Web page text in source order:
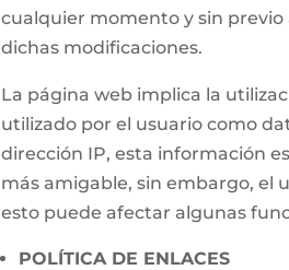
cualquier momento y sin previo
dichas modificaciones.
La página web implica la
utilizado por el usuario como
dirección IP, esta información
más amigable, sin embargo, el
esto puede afectar algunas
POLÍTICA DE ENLACES